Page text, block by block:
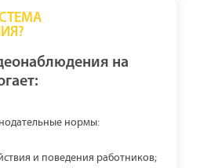
на
нормы:
и поведения работников;